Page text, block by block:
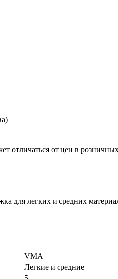
отличаться от цен в
для легких и средних
VMA
Легкие и средние